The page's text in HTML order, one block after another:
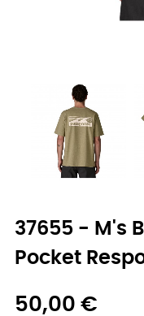
37655 - M's
Pocket
50,00 €